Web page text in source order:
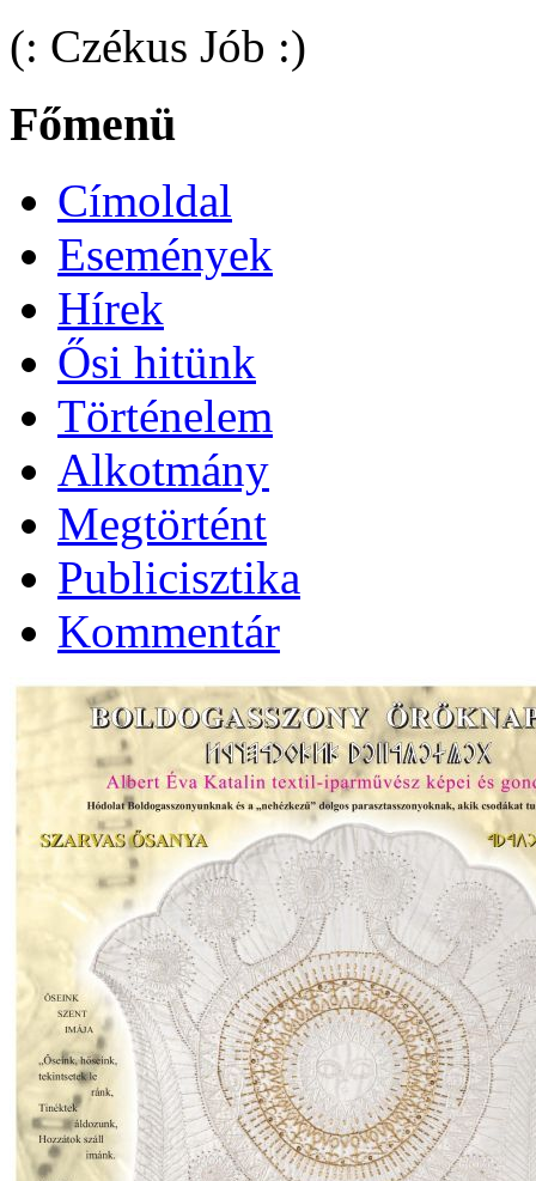
(: Czékus Jób :)
Főmenü
Címoldal
Események
Hírek
Ősi hitünk
Történelem
Alkotmány
Megtörtént
Publicisztika
Kommentár